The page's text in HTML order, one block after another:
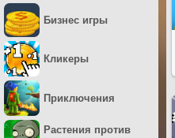
Бизнес игры
Кликеры
Приключения
Растения против